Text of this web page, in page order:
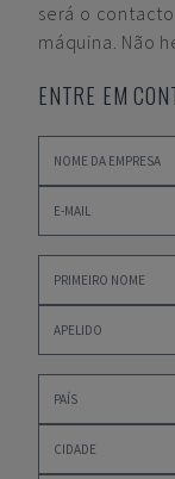
será o
máquina. Não
ENTRE EM